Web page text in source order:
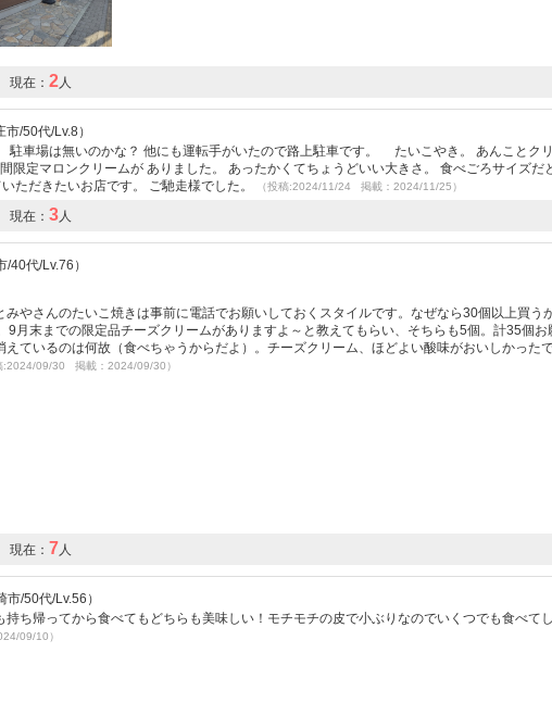
現在： 2人
/50代/Lv.8）
駐車場は無いのかな？ 他にも運転手がいたので路上駐車です。 たいこやき。 あんことク
限定マロンクリームが ありました。 あったかくてちょうどいい大きさ。 食べごろサイズだ
ただきたいお店です。 ご馳走様でした。
（投稿:2024/11/24 掲載：2024/11/25）
現在： 3人
40代/Lv.76）
やさんのたいこ焼きは事前に電話でお願いしておくスタイルです。なぜなら30個以上買う
9月末までの限定品チーズクリームがありますよ～と教えてもらい、そちらも5個。計35個お
えているのは何故（食べちゃうからだよ）。チーズクリーム、ほどよい酸味がおいしかった
:2024/09/30 掲載：2024/09/30）
現在： 7人
/50代/Lv.56）
ち帰ってから食べてもどちらも美味しい！モチモチの皮で小ぶりなのでいくつでも食べて
09/10）